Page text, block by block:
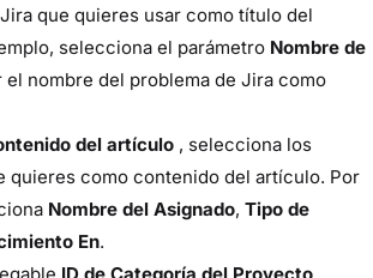
que quieres usar como título del
selecciona el parámetro Nombre de
el nombre del problema de Jira como
del artículo , selecciona los
quieres como contenido del artículo. Por
Nombre del Asignado, Tipo de
En.
ID de Categoría del Proyecto